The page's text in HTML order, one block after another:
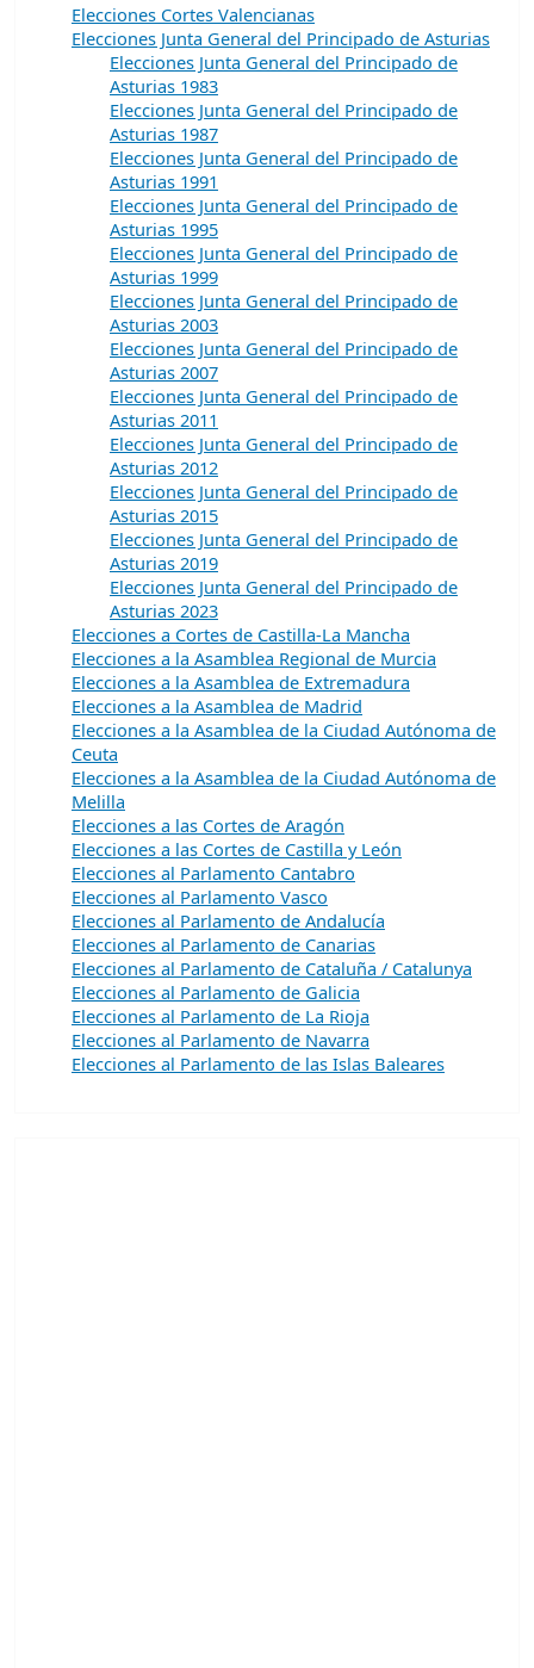
Elecciones Cortes Valencianas
Elecciones Junta General del Principado de Asturias
Elecciones Junta General del Principado de
Asturias 1983
Elecciones Junta General del Principado de
Asturias 1987
Elecciones Junta General del Principado de
Asturias 1991
Elecciones Junta General del Principado de
Asturias 1995
Elecciones Junta General del Principado de
Asturias 1999
Elecciones Junta General del Principado de
Asturias 2003
Elecciones Junta General del Principado de
Asturias 2007
Elecciones Junta General del Principado de
Asturias 2011
Elecciones Junta General del Principado de
Asturias 2012
Elecciones Junta General del Principado de
Asturias 2015
Elecciones Junta General del Principado de
Asturias 2019
Elecciones Junta General del Principado de
Asturias 2023
Elecciones a Cortes de Castilla-La Mancha
Elecciones a la Asamblea Regional de Murcia
Elecciones a la Asamblea de Extremadura
Elecciones a la Asamblea de Madrid
Elecciones a la Asamblea de la Ciudad Autónoma de
Ceuta
Elecciones a la Asamblea de la Ciudad Autónoma de
Melilla
Elecciones a las Cortes de Aragón
Elecciones a las Cortes de Castilla y León
Elecciones al Parlamento Cantabro
Elecciones al Parlamento Vasco
Elecciones al Parlamento de Andalucía
Elecciones al Parlamento de Canarias
Elecciones al Parlamento de Cataluña / Catalunya
Elecciones al Parlamento de Galicia
Elecciones al Parlamento de La Rioja
Elecciones al Parlamento de Navarra
Elecciones al Parlamento de las Islas Baleares